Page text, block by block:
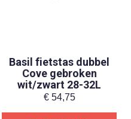
Basil fietstas dubbel
Cove gebroken
wit/zwart 28-32L
€54,75